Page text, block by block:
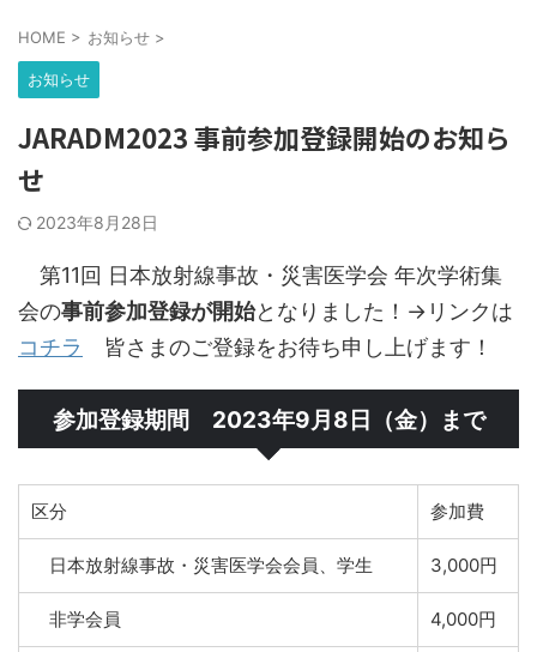
HOME > お知らせ >
お知らせ
JARADM2023 事前参加登録開始のお知ら
せ
2023年8月28日
第11回 日本放射線事故・災害医学会 年次学術集
会の事前参加登録が開始となりました！→リンクは
コチラ
皆さまのご登録をお待ち申し上げます！
参加登録期間 2023年9月8日（金）まで
区分 参加費
日本放射線事故・災害医学会会員、学生 3,000円
非学会員 4,000円